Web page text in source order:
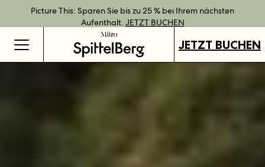
Picture This: Sparen Sie bis zu 25 % bei Ihrem nächsten
Aufenthalt. JETZT BUCHEN
Direkt buchen und Vorteile mit unseren flexiblen Tarifen
genießen.MEHR ERFAHREN
Geschenkgutscheine jetzt an all unseren Standorten verfügbar.
GUTSCHEINE KAUFEN
Bestpreisgarantie bei Direktbuchung.JETZT BUCHEN
JETZT BUCHEN